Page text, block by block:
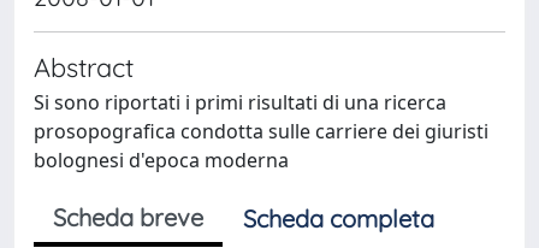
Abstract
Si sono riportati i primi risultati di una ricerca
prosopografica condotta sulle carriere dei giuristi
bolognesi d'epoca moderna
Scheda breve
Scheda completa